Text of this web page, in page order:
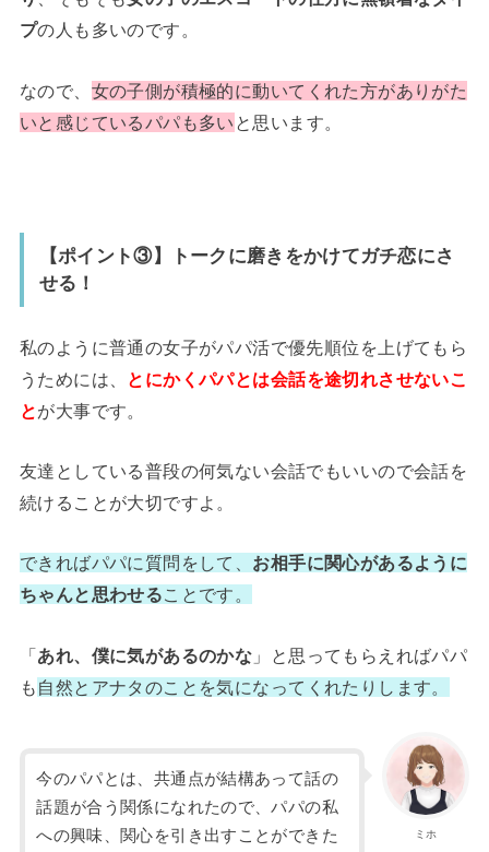
プの人も多いのです。
なので、 女の子側が積極的に動いてくれた方がありがた
いと感じているパパも多い と思います。
【ポイント③】トークに磨きをかけてガチ恋にさ
せる！
私のように普通の女子がパパ活で優先順位を上げてもら
うためには、
とにかくパパとは会話を途切れさせないこ
とが大事です。
友達としている普段の何気ない会話でもいいので会話を
続けることが大切ですよ。
できればパパに質問をして、 お相手に関心があるように
ちゃんと思わせることです。
「あれ、僕に気があるのかな 」と思ってもらえればパパ
も 自然とアナタのことを気になってくれたりします。
ミホ
今のパパとは、共通点が結構あって話の
話題が合う関係になれたので、パパの私
への興味、関心を引き出すことができた